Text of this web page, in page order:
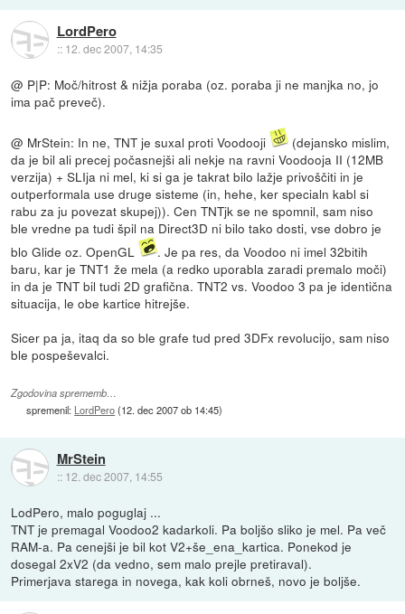
LordPero
:: 12. dec 2007, 14:35
@ P|P: Moč/hitrost & nižja poraba (oz. poraba ji ne manjka no, jo
ima pač preveč).
@ MrStein: In ne, TNT je suxal proti Voodooji
(dejansko mislim,
da je bil ali precej počasnejši ali nekje na ravni Voodooja II (12MB
verzija) + SLIja ni mel, ki si ga je takrat bilo lažje privoščiti in je
outperformala use druge sisteme (in, hehe, ker specialn kabl si
rabu za ju povezat skupej)). Cen TNTjk se ne spomnil, sam niso
ble vredne pa tudi špil na Direct3D ni bilo tako dosti, vse dobro je
blo Glide oz. OpenGL
. Je pa res, da Voodoo ni imel 32bitih
baru, kar je TNT1 že mela (a redko uporabla zaradi premalo moči)
in da je TNT bil tudi 2D grafična. TNT2 vs. Voodoo 3 pa je identična
situacija, le obe kartice hitrejše.
Sicer pa ja, itaq da so ble grafe tud pred 3DFx revolucijo, sam niso
ble pospeševalci.
Zgodovina sprememb…
spremenil: LordPero(12. dec 2007 ob 14:45)
MrStein
:: 12. dec 2007, 14:55
LodPero, malo poguglaj ...
TNT je premagal Voodoo2 kadarkoli. Pa boljšo sliko je mel. Pa več
RAM-a. Pa cenejši je bil kot V2+še_ena_kartica. Ponekod je
dosegal 2xV2 (da vedno, sem malo prejle pretiraval).
Primerjava starega in novega, kak koli obrneš, novo je boljše.